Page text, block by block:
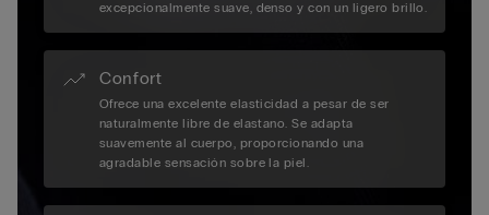
excepcionalmente suave, denso y con un ligero brillo.
Confort
Ofrece una excelente elasticidad a pesar de ser
naturalmente libre de elastano. Se adapta
suavemente al cuerpo, proporcionando una
agradable sensación sobre la piel.